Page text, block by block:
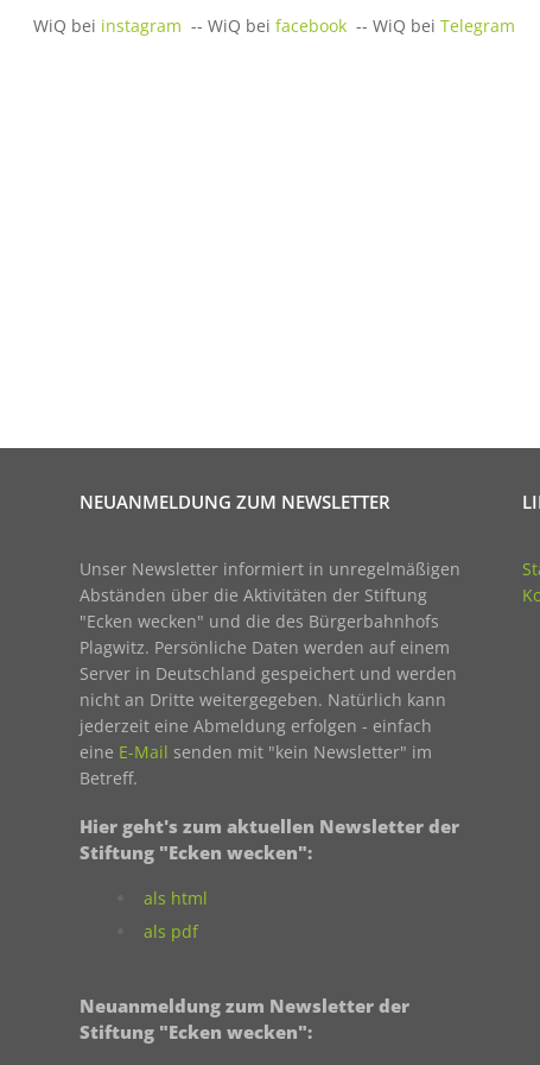
WiQ bei instagram -- WiQ bei facebook -- WiQ bei Telegram
NEUANMELDUNG ZUM NEWSLETTER
Unser Newsletter informiert in unregelmäßigen
Abständen über die Aktivitäten der Stiftung
"Ecken wecken" und die des Bürgerbahnhofs
Plagwitz. Persönliche Daten werden auf einem
Server in Deutschland gespeichert und werden
nicht an Dritte weitergegeben. Natürlich kann
jederzeit eine Abmeldung erfolgen - einfach
eine E-Mail senden mit "kein Newsletter" im
Betreff.
Hier geht's zum aktuellen Newsletter der
Stiftung "Ecken wecken":
als html
als pdf
Neuanmeldung zum Newsletter der
Stiftung "Ecken wecken":